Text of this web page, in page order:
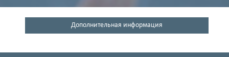
Дополнительная информация